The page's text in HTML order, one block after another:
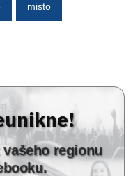
misto
regionu